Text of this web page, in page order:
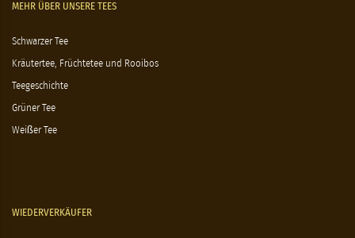
MEHR ÜBER UNSERE TEES
Schwarzer Tee
Kräutertee, Früchtetee und Rooibos
Teegeschichte
Grüner Tee
Weißer Tee
WIEDERVERKÄUFER